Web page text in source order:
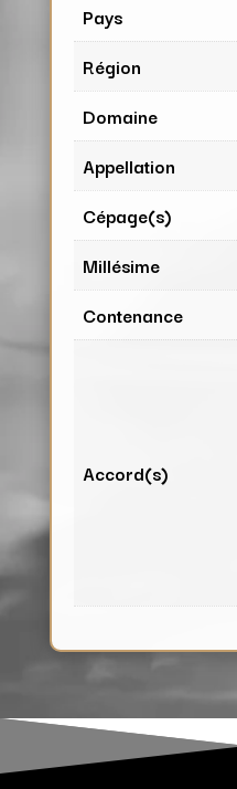
Pays
Région
Domaine
Appellation
Cépage(s)
Millésime
Contenance
Accord(s)